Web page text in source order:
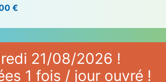
€
21/08/2026 !
1 fois / jour ouvré !